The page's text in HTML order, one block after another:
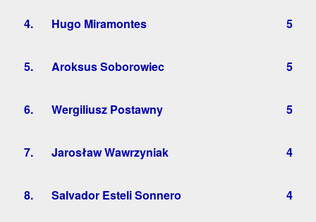
4. Hugo Miramontes 5
5. Aroksus Soborowiec 5
6. Wergiliusz Postawny 5
7. Jarosław Wawrzyniak 4
8. Salvador Esteli Sonnero 4